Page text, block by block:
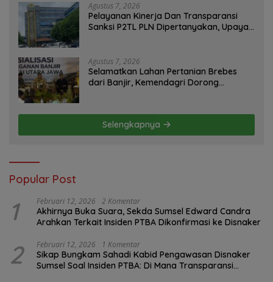
Agustus 7, 2026
Pelayanan Kinerja Dan Transparansi
Sanksi P2TL PLN Dipertanyakan, Upaya
Agustus 7, 2026
Selamatkan Lahan Pertanian Brebes
dari Banjir, Kemendagri Dorong
Selengkapnya
Popular Post
1 Februari 12, 2026 2 Komentar
Akhirnya Buka Suara, Sekda Sumsel Edward Candra
Arahkan Terkait Insiden PTBA Dikonfirmasi ke Disnaker
2 Februari 12, 2026 1 Komentar
Sikap Bungkam Sahadi Kabid Pengawasan Disnaker
Sumsel Soal Insiden PTBA: Di Mana Transparansi